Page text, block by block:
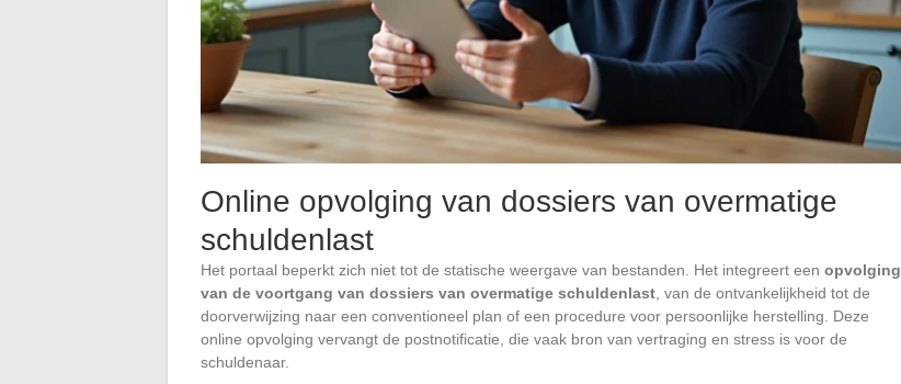
Online opvolging van dossiers van overmatige
schuldenlast
Het portaal beperkt zich niet tot de statische weergave van bestanden. Het integreert een opvolging
van de voortgang van dossiers van overmatige schuldenlast, van de ontvankelijkheid tot de
doorverwijzing naar een conventioneel plan of een procedure voor persoonlijke herstelling. Deze
online opvolging vervangt de postnotificatie, die vaak bron van vertraging en stress is voor de
schuldenaar.